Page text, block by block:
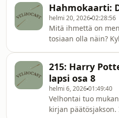
jakson
All The Time. Disco,
Justina. Juttua
canoneista,
tietenkin
parituksista.
jakson
The History of
KUUMAA - Valoa
Humiseva har
Hahmokaarti:
helmi 20, 202602:28:56
Mitä ihmettä on
tosiaan olla näin?
harmaan alueen
analyysin kohteena,
mukana
tässäkin jaksossa
puhututtavat.
215: Harry
lapsi osa 8
helmi 6, 202601:49:40
Velhontai tuo
kirjan